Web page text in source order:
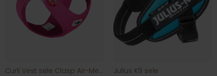
Curli Vest sele Clasp Air-Mesh Fuchsia
Julius K9 sele